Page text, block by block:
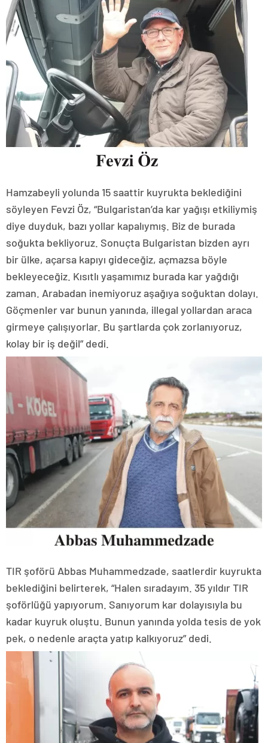
Hamzabeyli yolunda 15 saattir kuyrukta beklediğini
söyleyen Fevzi Öz, “Bulgaristan’da kar yağışı etkiliymiş
diye duyduk, bazı yollar kapalıymış. Biz de burada
soğukta bekliyoruz. Sonuçta Bulgaristan bizden ayrı
bir ülke, açarsa kapıyı gideceğiz, açmazsa böyle
bekleyeceğiz. Kısıtlı yaşamımız burada kar yağdığı
zaman. Arabadan inemiyoruz aşağıya soğuktan dolayı.
Göçmenler var bunun yanında, illegal yollardan araca
girmeye çalışıyorlar. Bu şartlarda çok zorlanıyoruz,
kolay bir iş değil” dedi.
TIR şoförü Abbas Muhammedzade, saatlerdir kuyrukta
beklediğini belirterek, “Halen sıradayım. 35 yıldır TIR
şoförlüğü yapıyorum. Sanıyorum kar dolayısıyla bu
kadar kuyruk oluştu. Bunun yanında yolda tesis de yok
pek, o nedenle araçta yatıp kalkıyoruz” dedi.